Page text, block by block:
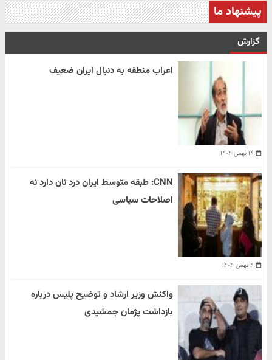
پیشنهاد ما
گزارش
۱۴ بهمن ۱۴۰۴
اعراب منطقه به دنبال ایران ضعیف
۴ بهمن ۱۴۰۴
CNN: طبقه متوسط ایران درد نان دارد نه
اصلاحات سیاسی
واکنش وزیر ارشاد و توضیح پلیس درباره
بازداشت پژمان جمشیدی